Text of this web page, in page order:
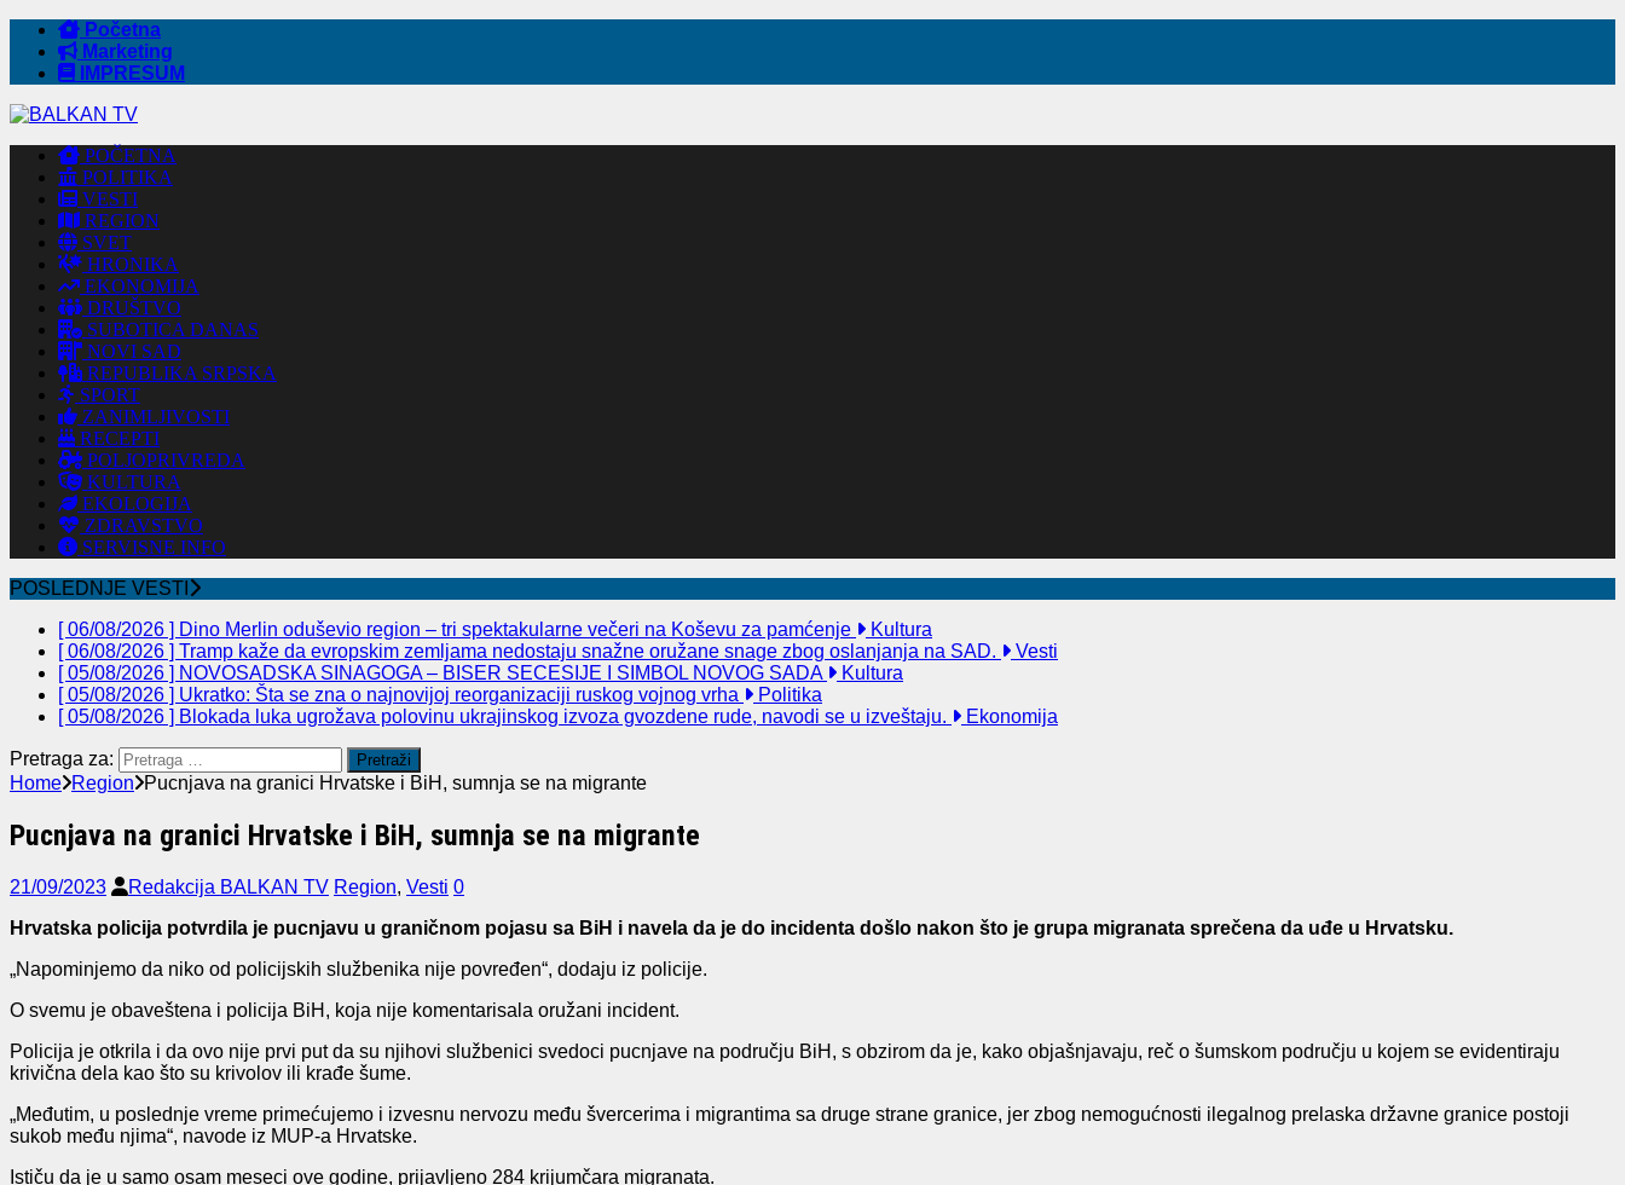
Početna
Marketing
IMPRESUM
POČETNA
POLITIKA
VESTI
REGION
SVET
HRONIKA
EKONOMIJA
DRUŠTVO
SUBOTICA DANAS
NOVI SAD
REPUBLIKA SRPSKA
SPORT
ZANIMLJIVOSTI
RECEPTI
POLJOPRIVREDA
KULTURA
EKOLOGIJA
ZDRAVSTVO
SERVISNE INFO
POSLEDNJE VESTI
[ 06/08/2026 ] Dino Merlin oduševio region – tri spektakularne večeri na Koševu za pamćenje
Kultura
[ 06/08/2026 ] Tramp kaže da evropskim zemljama nedostaju snažne oružane snage zbog oslanjanja na SAD.
Vesti
[ 05/08/2026 ] NOVOSADSKA SINAGOGA – BISER SECESIJE I SIMBOL NOVOG SADA
Kultura
[ 05/08/2026 ] Ukratko: Šta se zna o najnovijoj reorganizaciji ruskog vojnog vrha
Politika
[ 05/08/2026 ] Blokada luka ugrožava polovinu ukrajinskog izvoza gvozdene rude, navodi se u izveštaju. Ekonomija
Pretraga za:
Home Region Pucnjava na granici Hrvatske i BiH, sumnja se na migrante
Pucnjava na granici Hrvatske i BiH, sumnja se na migrante
21/09/2023 Redakcija BALKAN TV Region, Vesti 0
Hrvatska policija potvrdila je pucnjavu u graničnom pojasu sa BiH i navela da je do incidenta došlo nakon što je grupa migranata sprečena da uđe u Hrvatsku.
„Napominjemo da niko od policijskih službenika nije povređen“, dodaju iz policije.
O svemu je obaveštena i policija BiH, koja nije komentarisala oružani incident.
Policija je otkrila i da ovo nije prvi put da su njihovi službenici svedoci pucnjave na području BiH, s obzirom da je, kako objašnjavaju, reč o šumskom području u kojem se evidentiraju
krivična dela kao što su krivolov ili krađe šume.
„Međutim, u poslednje vreme primećujemo i izvesnu nervozu među švercerima i migrantima sa druge strane granice, jer zbog nemogućnosti ilegalnog prelaska državne granice postoji
sukob među njima“, navode iz MUP-a Hrvatske.
Ističu da je u samo osam meseci ove godine, prijavljeno 284 krijumčara migranata.